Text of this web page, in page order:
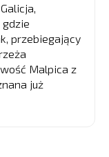
gdzie
przebiegający
Malpica z
już